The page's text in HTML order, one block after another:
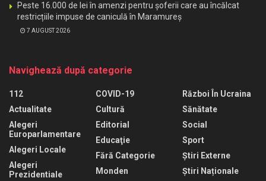
Peste 16.000 de lei în amenzi pentru șoferii care au încălcat
restricțiile impuse de caniculă în Maramureș
7 AUGUST 2026
Navighează după categorie
112
Actualitate
Alegeri
Europarlamentare
Alegeri Locale
Alegeri
Prezidentiale
COVID-19
Cultură
Editorial
Educaţie
Fără Categorie
Monden
Război În Ucraina
Sănătate
Social
Sport
Știri Externe
Știri Naționale